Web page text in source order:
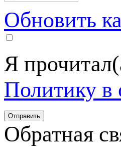
Обновить
Я
Политику в
Обратная